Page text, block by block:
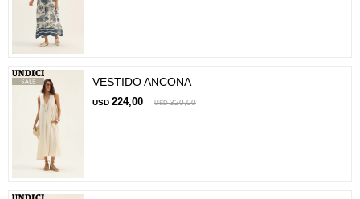
VESTIDO ANCONA
USD 224,00 USD 320,00